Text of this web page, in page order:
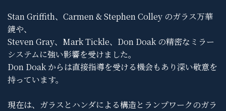
Stan Griffith、Carmen & Stephen Colley のガラス万華
鏡や、
Steven Gray、Mark Tickle、Don Doak の精密なミラー
システムに強い影響を受けました。
Don Doak からは直接指導を受ける機会もあり深い敬意を
持っています。
現在は、ガラスとハンダによる構造とランプワークのガラ